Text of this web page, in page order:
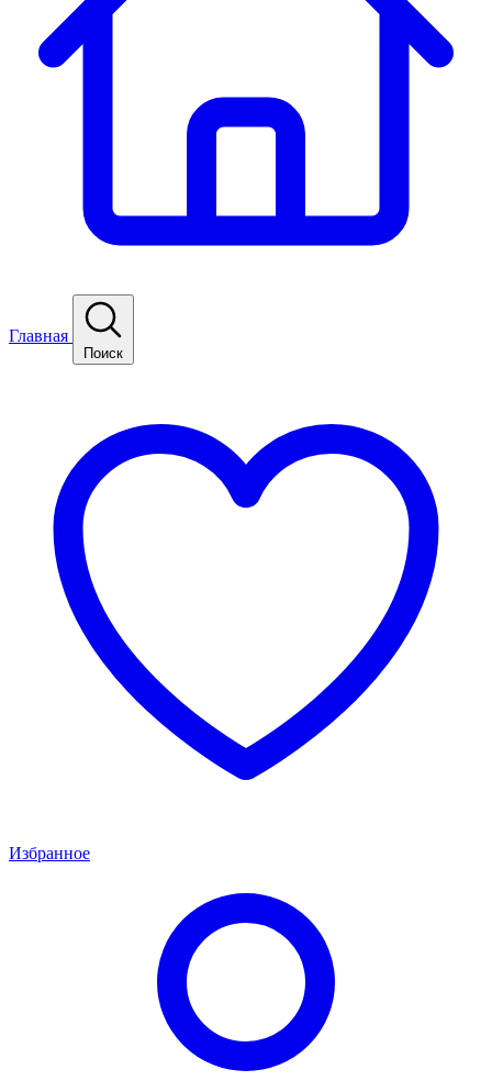
Главная
Поиск
Избранное